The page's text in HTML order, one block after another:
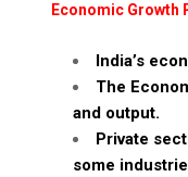
Economic Growth
India’s
The
and output.
Private
some